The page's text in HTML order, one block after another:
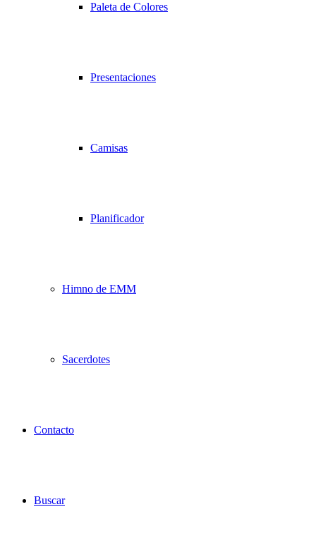
Paleta de Colores
Presentaciones
Camisas
Planificador
Himno de EMM
Sacerdotes
Contacto
Buscar